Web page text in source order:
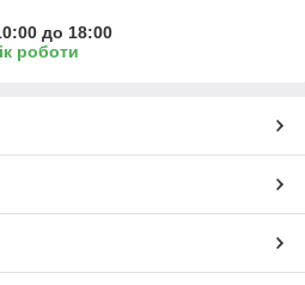
до 18:00
роботи